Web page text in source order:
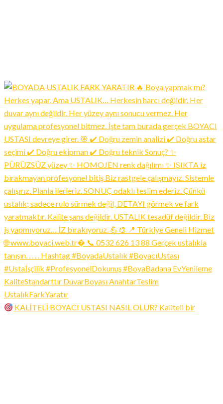
KALİTELİ BOYACI USTASI NASIL OLUR? Kaliteli bir